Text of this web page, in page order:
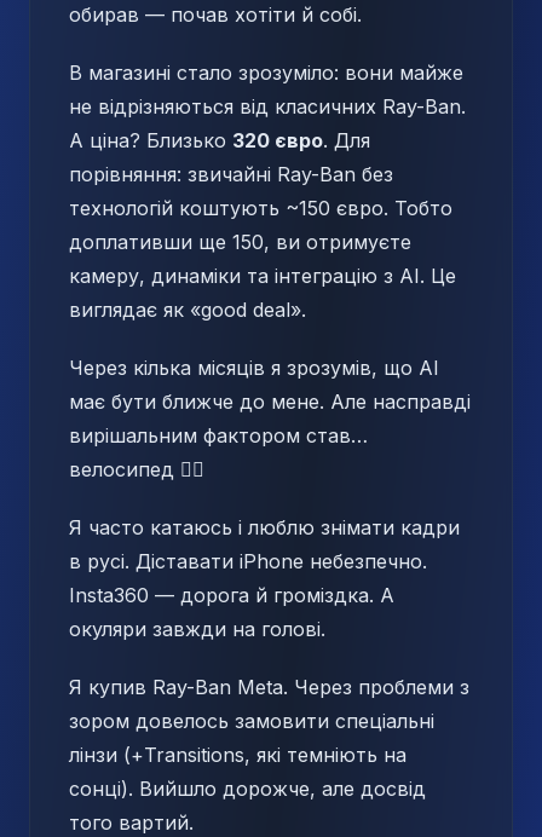
обирав — почав хотіти й собі.
В магазині стало зрозуміло: вони майже
не відрізняються від класичних Ray-Ban.
А ціна? Близько 320 євро. Для
порівняння: звичайні Ray-Ban без
технологій коштують ~150 євро. Тобто
доплативши ще 150, ви отримуєте
камеру, динаміки та інтеграцію з AI. Це
виглядає як «good deal».
Через кілька місяців я зрозумів, що AI
має бути ближче до мене. Але насправді
вирішальним фактором став…
велосипед 🚴‍♂️
Я часто катаюсь і люблю знімати кадри
в русі. Діставати iPhone небезпечно.
Insta360 — дорога й громіздка. А
окуляри завжди на голові.
Я купив Ray-Ban Meta. Через проблеми з
зором довелось замовити спеціальні
лінзи (+Transitions, які темніють на
сонці). Вийшло дорожче, але досвід
того вартий.